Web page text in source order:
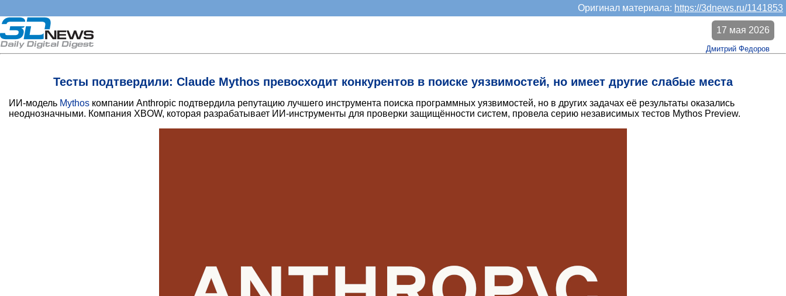
Оригинал материала: https://3dnews.ru/1141853
Тесты подтвердили: Claude Mythos превосходит конкурентов в поиске уязвимостей, но имеет другие слабые места
17 мая 2026
Дмитрий Федоров
ИИ-модель Mythos компании Anthropic подтвердила репутацию лучшего инструмента поиска программных уязвимостей, но в других задачах её результаты оказались
неоднозначными. Компания XBOW, которая разрабатывает ИИ-инструменты для проверки защищённости систем, провела серию независимых тестов Mythos Preview.